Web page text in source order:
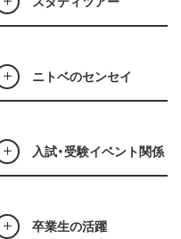
ニトベのセンセイ
入試・受験イベント関係
卒業生の活躍